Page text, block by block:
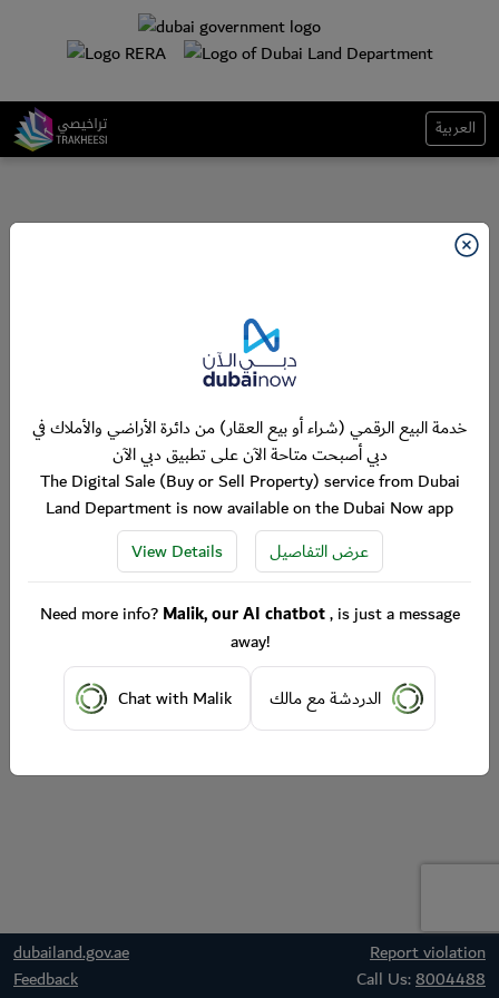
العربية
dubailand.gov.ae
Report violation
Feedback
Call Us:8004488
خدمة البيع الرقمي (شراء أو بيع العقار) من دائرة الأراضي والأملاك في
دبي أصبحت متاحة الآن على تطبيق دبي الآن
The Digital Sale (Buy or Sell Property) service from Dubai
Land Department is now available on the Dubai Now app
View Details
عرض التفاصيل
Need more info?Malik, our AI chatbot, is just a message
away!
Chat with Malik
الدردشة مع مالك